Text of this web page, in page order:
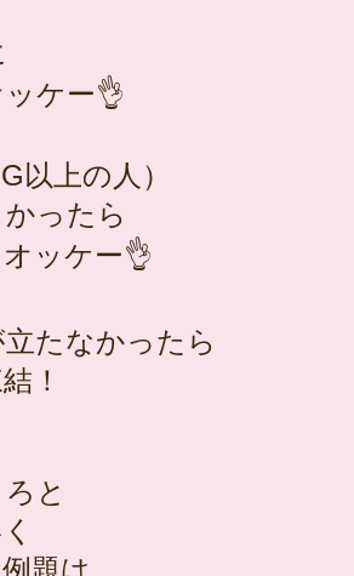
ケー👌
以上の人）
ったら
ッケー👌
たなかったら
！
と